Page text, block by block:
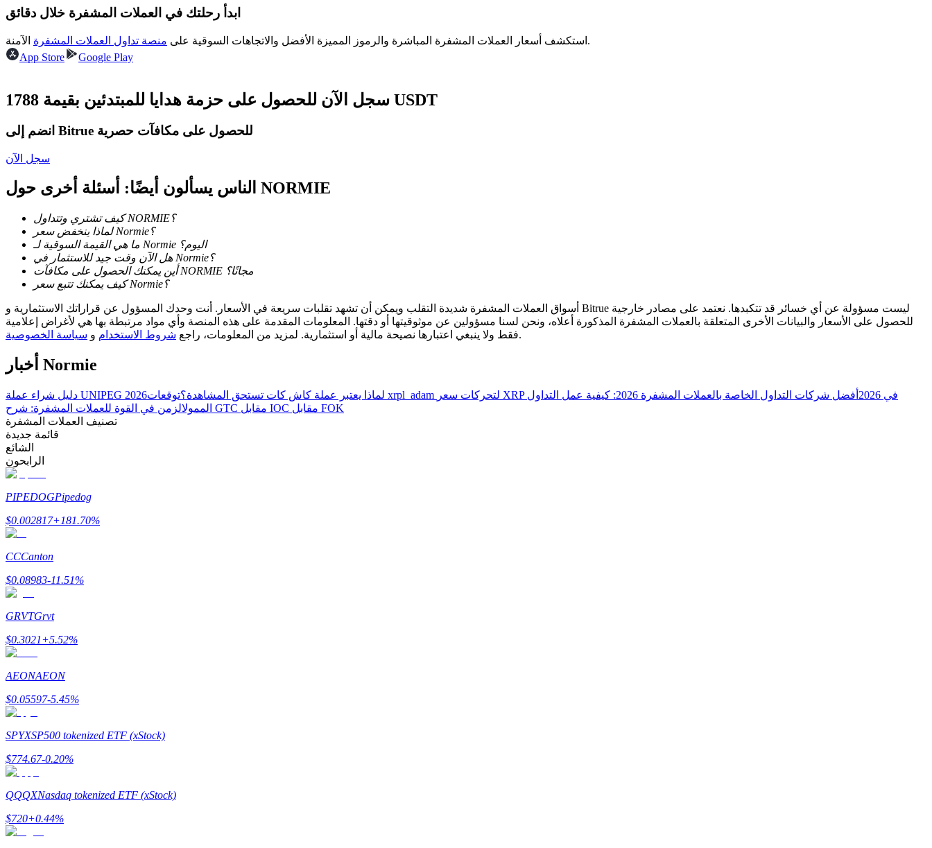
العقود الآجلة باستخدام USDC كضمان
انضم إلى أفضل المتداولين
كن متداول نسخ
استمتع بتقاسم الأرباح وعمولات نسخ التداول
معلومة
مرشد
دليل المبتدئين للعقود الآجلة
استراتيجيات التداول
تعلم كيفية البقاء مربحة
ابدأ رحلتك في العملات المشفرة خلال دقائق
استكشف أسعار العملات المشفرة المباشرة والرموز المميزة الأفضل والاتجاهات السوقية على منصة تداول العملات المشفرة
الآمنة.
App Store
Google Play
سجل الآن للحصول على حزمة هدايا للمبتدئين بقيمة 1788 USDT
انضم إلى Bitrue للحصول على مكافآت حصرية
سجل الآن
الناس يسألون أيضًا: أسئلة أخرى حول NORMIE
كيف تشتري وتتداول NORMIE؟
لماذا ينخفض سعر Normie؟
ما هي القيمة السوقية لـ Normie اليوم؟
هل الآن وقت جيد للاستثمار في Normie؟
أين يمكنك الحصول على مكافآت NORMIE مجانًا؟
كيف يمكنك تتبع سعر Normie؟
أسواق العملات المشفرة شديدة التقلب ويمكن أن تشهد تقلبات سريعة في الأسعار. أنت وحدك المسؤول عن قراراتك الاستثمارية و Bitrue ليست مسؤولة عن أي خسائر قد تتكبدها. نعتمد على مصادر خارجية
للحصول على الأسعار والبيانات الأخرى المتعلقة بالعملات المشفرة المذكورة أعلاه، ونحن لسنا مسؤولين عن موثوقيتها أو دقتها. المعلومات المقدمة على هذه المنصة وأي مواد مرتبطة بها هي لأغراض إعلامية
فقط ولا ينبغي اعتبارها نصيحة مالية أو استثمارية. لمزيد من المعلومات، راجع شروط الاستخدام و سياسة الخصوصية .
أخبار Normie
دليل شراء عملة UNIPEG 2026 لماذا يعتبر عملة كاش كات تستحق المشاهدة؟ توقعات xrpl_adam لتحركات سعر XRP في 2026
أفضل شركات التداول الخاصة بالعملات المشفرة 2026: كيفية عمل التداول
الممول
الزمن في القوة للعملات المشفرة: شرح GTC مقابل IOC مقابل FOK
تصنيف العملات المشفرة
قائمة جديدة
الشائع
الرابحون
PIPEDOGPipedog
$0.002817+181.70%
CCCanton
$0.08983-11.51%
GRVTGrvt
$0.3021+5.52%
AEONAEON
$0.05597-5.45%
SPYXSP500 tokenized ETF (xStock)
$774.67-0.20%
QQQXNasdaq tokenized ETF (xStock)
$720+0.44%